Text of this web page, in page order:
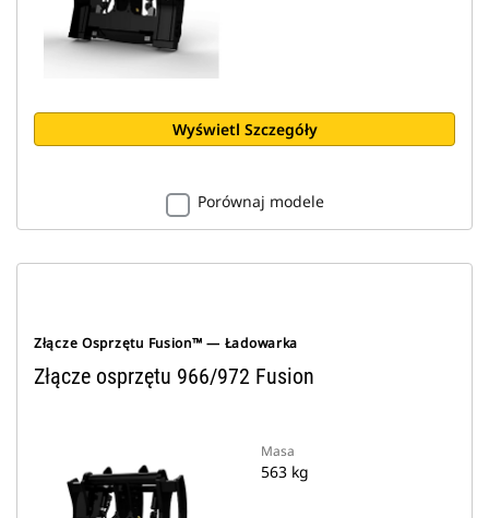
Wyświetl Szczegóły
Porównaj modele
Złącze Osprzętu Fusion™ — Ładowarka
Złącze osprzętu 966/972 Fusion
Masa
563 kg